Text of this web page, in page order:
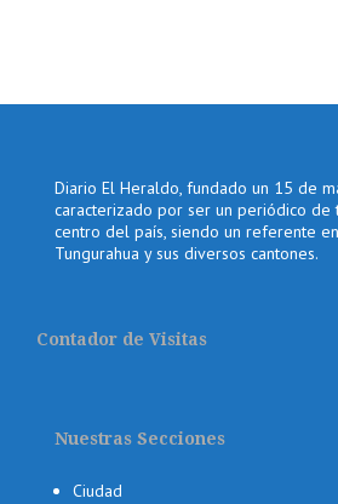
Diario El Heraldo, fundado un 15 de
caracterizado por ser un periódico de
centro del país, siendo un referente
Tungurahua y sus diversos cantones.
Contador de Visitas
Nuestras Secciones
Ciudad